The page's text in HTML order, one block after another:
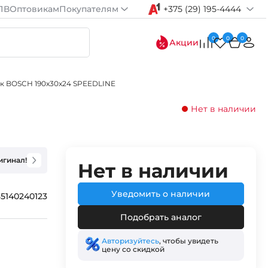
ОптовикамПокупателям +375 (29) 195-4444
Акции 0 0 0
190x30x24 SPEEDLINE
Нет в наличии
Нет в наличии
Уведомить о наличии
Подобрать аналог
Авторизуйтесь, чтобы увидеть
цену со скидкой